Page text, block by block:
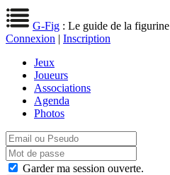
G-Fig : Le guide de la figurine
Connexion | Inscription
Jeux
Joueurs
Associations
Agenda
Photos
Garder ma session ouverte.